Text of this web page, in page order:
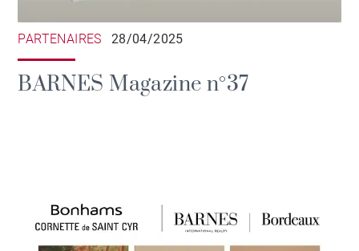
PARTENAIRES 28/04/2025
BARNES Magazine n°37